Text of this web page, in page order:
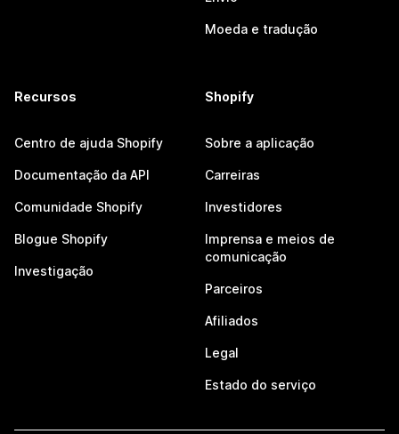
Moeda e tradução
Recursos
Centro de ajuda Shopify
Documentação da API
Comunidade Shopify
Blogue Shopify
Investigação
Shopify
Sobre a aplicação
Carreiras
Investidores
Imprensa e meios de
comunicação
Parceiros
Afiliados
Legal
Estado do serviço